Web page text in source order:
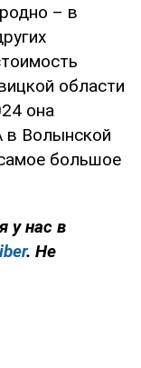
– в
области
она
в Волынской
большое
у нас в
. Не